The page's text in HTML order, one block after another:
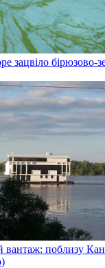
зацвіло
вантаж: поблизу